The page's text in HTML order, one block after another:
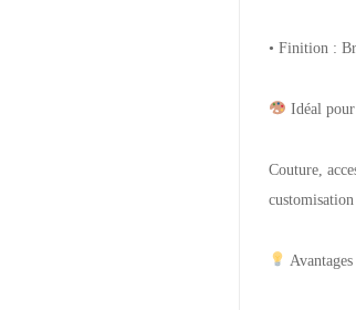
• Finition :
Idéal
Couture,
Avantages